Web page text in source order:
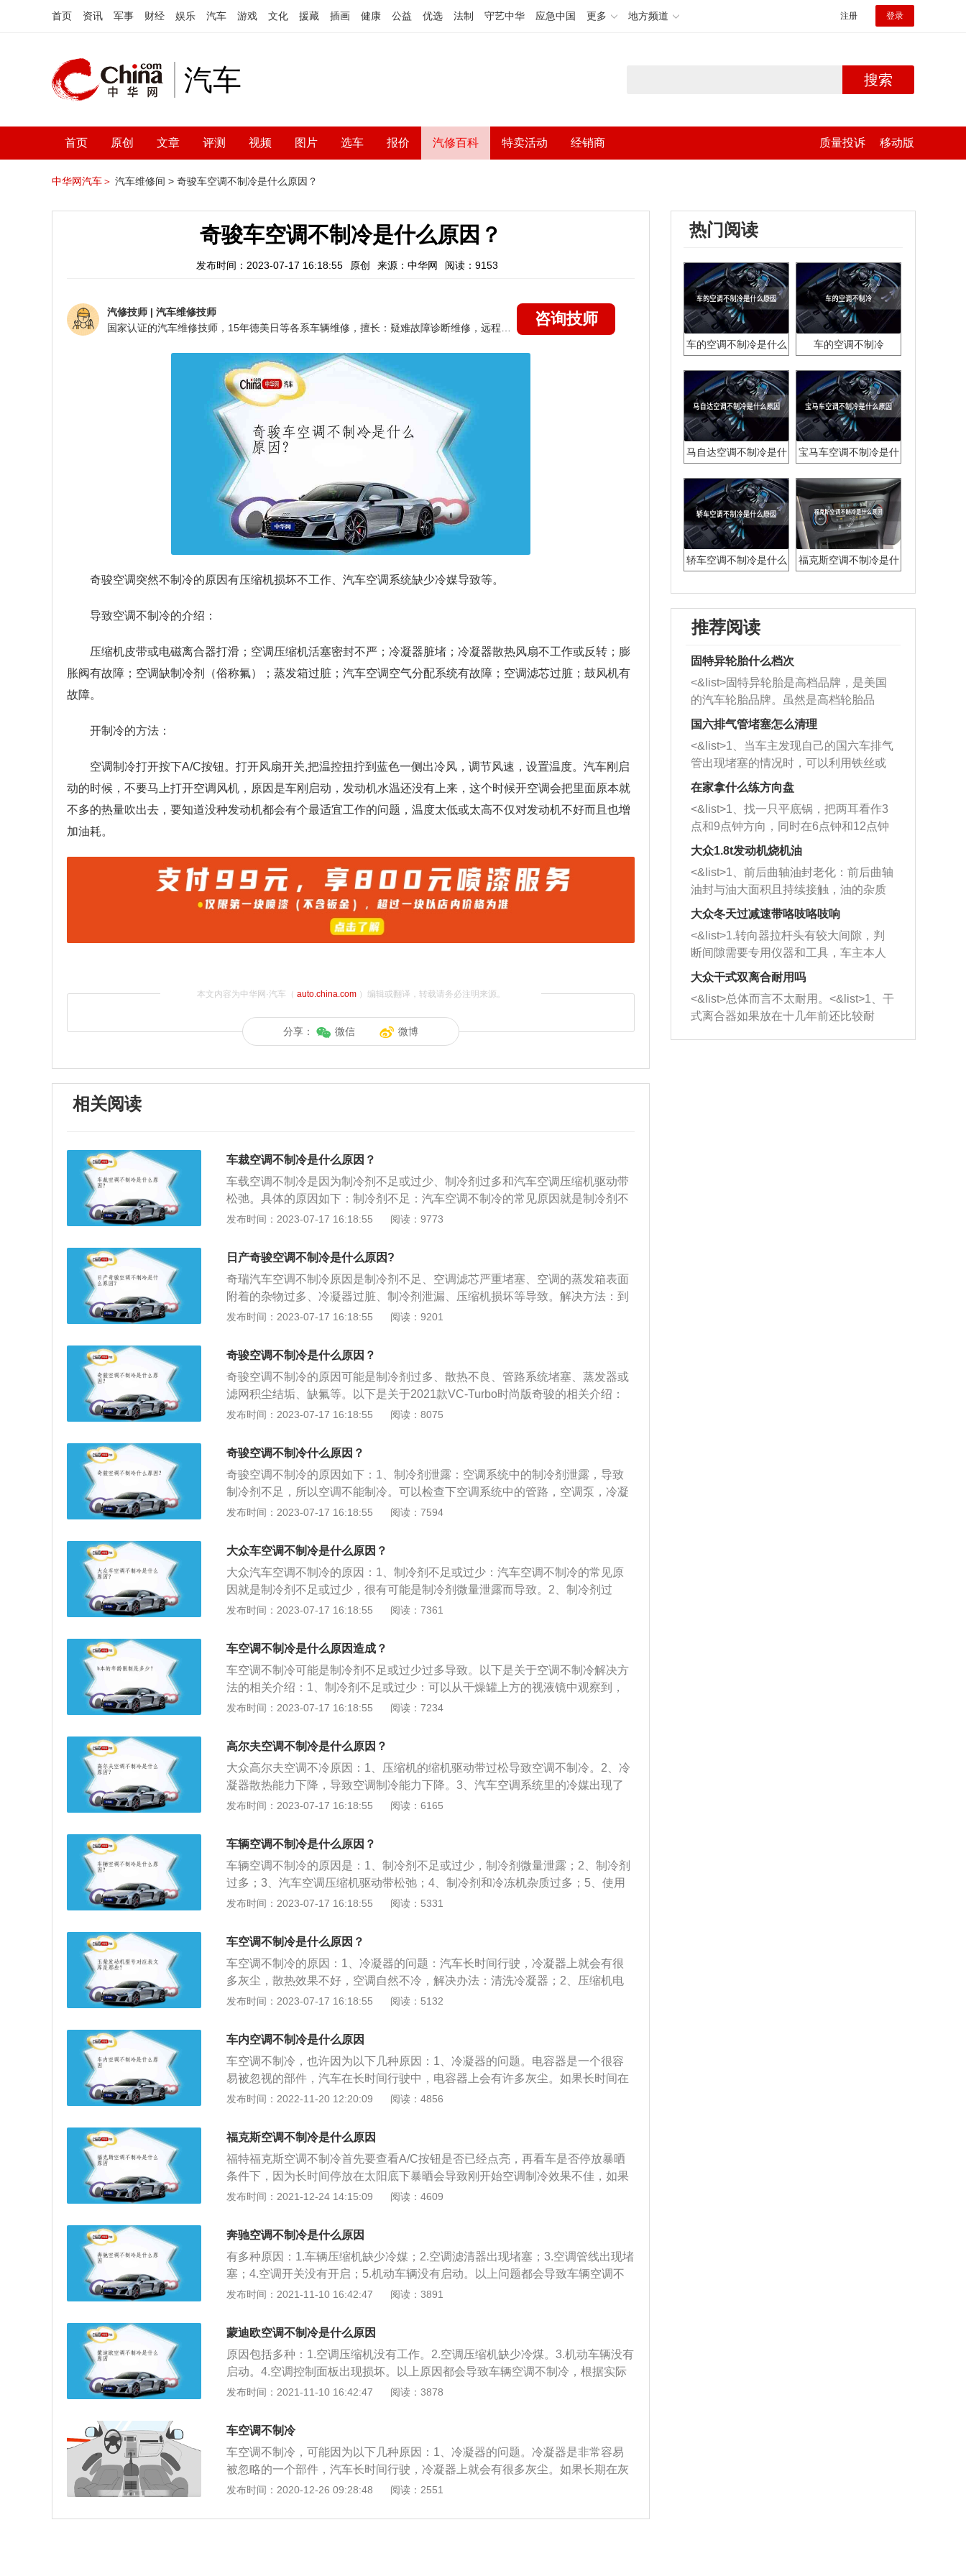
首页 资讯 军事 财经 娱乐 汽车 游戏 文化 援藏 插画 健康 公益 优选 法制 守艺中华 应急中国 更多 地方频道 注册 登录
汽车 搜索
首页 原创 文章 评测 视频 图片 选车 报价 汽修百科 特卖活动 经销商 质量投诉 移动版
中华网汽车＞ 汽车维修间 > 奇骏车空调不制冷是什么原因？
奇骏车空调不制冷是什么原因？
发布时间：2023-07-17 16:18:55 原创 来源：中华网 阅读：9153
汽修技师 | 汽车维修技师
咨询技师
奇骏空调突然不制冷的原因有压缩机损坏不工作、汽车空调系统缺少冷媒导致等。
导致空调不制冷的介绍：
压缩机皮带或电磁离合器打滑；空调压缩机活塞密封不严；冷凝器脏堵；冷凝器散热风扇不工作或反转；膨
胀阀有故障；空调缺制冷剂（俗称氟）；蒸发箱过脏；汽车空调空气分配系统有故障；空调滤芯过脏；鼓风机有
故障。
开制冷的方法：
空调制冷打开按下A/C按钮。打开风扇开关,把温控扭拧到蓝色一侧出冷风，调节风速，设置温度。汽车刚启
动的时候，不要马上打开空调风机，原因是车刚启动，发动机水温还没有上来，这个时候开空调会把里面原本就
不多的热量吹出去，要知道没种发动机都会有个最适宜工作的问题，温度太低或太高不仅对发动机不好而且也增
加油耗。
本文内容为中华网·汽车（ auto.china.com）编辑或翻译，转载请务必注明来源。
分享： 微信 微博
相关阅读
车裁空调不制冷是什么原因？
车载空调不制冷是因为制冷剂不足或过少、制冷剂过多和汽车空调压缩机驱动带
松弛。具体的原因如下：制冷剂不足：汽车空调不制冷的常见原因就是制冷剂不
足或过少，是制冷剂微量泄漏导致。制冷剂过多：制冷剂过多也会造成空调不制
会影响其散热量，同理，若在维修时过多地加入冷却机油，也会制冷系统的散热
量下降。汽车空调压缩机驱动带松弛：汽车制冷靠制冷剂，制冷剂传输靠空调压
缩机，而驱动带是驱动空调压缩机的重要运动部件。如果驱动带松驰，压缩机工
作时会打滑，引起传动效率下降，使压缩机转速下降，压缩制冷剂的输送下降，
从而导致汽车空调不制冷。
发布时间：2023-07-17 16:18:55 阅读：9773
日产奇骏空调不制冷是什么原因?
奇瑞汽车空调不制冷原因是制冷剂不足、空调滤芯严重堵塞、空调的蒸发箱表面
附着的杂物过多、冷凝器过脏、制冷剂泄漏、压缩机损坏等导致。解决方法：到
维修厂检查下空调的高压和低压管路压力是否正常，制冷剂是否充足，空调滤芯
夏季首次使用空调时应先检查一下空调系统，如通过储液罐检查制冷液及空调滤
芯是否过脏、散热器是否有异物等。停车后，先不要关空调：车主到达目的地
后，一般都是关上空调车门后就直接离开。与秋冬季节不同，炎热的夏季里，车
内外的巨大温差会导致空调系统发霉，进而滋生霉菌。因此车主应在到达目的地
之前几分钟关掉冷气，开启自然风，使空调管道内的温度回升，消除与外界的温
发布时间：2023-07-17 16:18:55 阅读：9201
奇骏空调不制冷是什么原因？
奇骏空调不制冷的原因可能是制冷剂过多、散热不良、管路系统堵塞、蒸发器或
滤网积尘结垢、缺氟等。以下是关于2021款VC-Turbo时尚版奇骏的相关介绍：
1、动力系统：搭载1.5L涡轮增压3缸KR15发动机，配备8挡无级变速箱。2、车
盘方面：驱动方式是前置前驱，前悬架是麦弗逊式独立悬架，后悬架是多连杆式
发布时间：2023-07-17 16:18:55 阅读：8075
奇骏空调不制冷什么原因？
奇骏空调不制冷的原因如下：1、制冷剂泄露：空调系统中的制冷剂泄露，导致
制冷剂不足，所以空调不能制冷。可以检查下空调系统中的管路，空调泵，冷凝
器，蒸发箱等一些部件是否有损导致制冷剂的泄漏。还有一个检查方法可以在添
调系统，如有有泄漏点会发亮，就说明这个部件损坏。2、空调泵内部损坏：导
致无法启动制冷的效果，一般空调泵损坏会出现异响。所以检查下空调泵，如果
损坏就需要更换。3、空调系统中的冷凝器散热片过脏：导致空调系统的压力和
温度过高，为了保护空调系统，所以空调泵停止工作，空调不制冷。可以使用高
压水枪清洗下冷凝器的散热片。
发布时间：2023-07-17 16:18:55 阅读：7594
大众车空调不制冷是什么原因？
大众汽车空调不制冷的原因：1、制冷剂不足或过少：汽车空调不制冷的常见原
因就是制冷剂不足或过少，很有可能是制冷剂微量泄露而导致。2、制冷剂过
多：制冷剂过多也会造成空调不制冷，因为空调系统中制冷剂所占容积的比例有
冷却机油，也会制冷系统的散热量下降。3、汽车空调压缩机驱动带松弛：汽车
制冷靠制冷剂，制冷剂传输靠空调压缩机，而驱动带是驱动空调压缩机的重要运
动部件。如果驱动带松驰，压缩机工作时会打滑，引起传动效率下降，使压缩机
转速下降，压缩制冷剂的输送下降，从而导致汽车空调不制冷。4、不合格的制
冷剂和冷冻机油：制冷剂和冷冻机的杂质过多，也会导致汽车空调的过滤网出现
导致制冷量不足。5、制冷系统有水分渗入：如果汽车空调制冷系统中有水分渗
入造成制冷不足或者不制冷。
发布时间：2023-07-17 16:18:55 阅读：7361
车空调不制冷是什么原因造成？
车空调不制冷可能是制冷剂不足或过少过多导致。以下是关于空调不制冷解决方
法的相关介绍：1、制冷剂不足或过少：可以从干燥罐上方的视液镜中观察到，
空调正常运转时，若视液镜中有连续不断地缓慢的气泡产生，表面制冷剂不足。
少，解决方案就是添加制冷剂，不过要注意，如果从低压侧添加，禁止制冷剂瓶
倒；如果从高压侧加入禁止发动机启动。2、制冷剂过多：因为空调系统中制冷
剂所占容积的比例有一定要求。如果所占比例太多，反而会影响其散热量，同
理，若在维修时过多地加入冷却机油，也会制冷系统的散热量下降。
发布时间：2023-07-17 16:18:55 阅读：7234
高尔夫空调不制冷是什么原因？
大众高尔夫空调不冷原因：1、压缩机的缩机驱动带过松导致空调不制冷。2、冷
凝器散热能力下降，导致空调制冷能力下降。3、汽车空调系统里的冷媒出现了
问题：汽车空调的的系统是由多个金属管路组成，这些管路之间存在细小间隙，
到一定程度后，汽车空调制冷能力便会降低。4、汽车空调的制冷剂与冷冻机油
内脏东西过多：这些会使过滤器的滤网出现堵塞，导致制冷的效果、阻力加大，
它的流向膨胀阀的制冷剂也会减少，导致汽车空调不制冷。5、汽车空调系统有
空气进入：造成制冷管压力过高、制冷剂循环不良同样也会引起制冷不足。
发布时间：2023-07-17 16:18:55 阅读：6165
车辆空调不制冷是什么原因？
车辆空调不制冷的原因是：1、制冷剂不足或过少，制冷剂微量泄露；2、制冷剂
过多；3、汽车空调压缩机驱动带松弛；4、制冷剂和冷冻机杂质过多；5、使用
不合格的制冷剂和冷冻机油；6、制冷系统有水分渗入。车辆空调不制冷的解决
3、检测是否有雪种；4、清洗和更换空调滤清器。车辆空调的作用是：把汽车车
厢内的温度、湿度、空气清洁度及空气流动调整和控制在较佳状态，为乘员提供
舒适的乘坐环境，减少旅途疲劳。
发布时间：2023-07-17 16:18:55 阅读：5331
车空调不制冷是什么原因？
车空调不制冷的原因：1、冷凝器的问题：汽车长时间行驶，冷凝器上就会有很
多灰尘，散热效果不好，空调自然不冷，解决办法：清洗冷凝器；2、压缩机电
容损坏或工作不良：AC按钮就是控制压缩机的开关，如果压缩机不工作，空调自
都工作，压缩机也工作，就是因为制冷剂泄漏；解决办法：添加空调制冷剂；
4、汽车空调皮带过松，解决办法：调整皮带松紧。
发布时间：2023-07-17 16:18:55 阅读：5132
车内空调不制冷是什么原因
车空调不制冷，也许因为以下几种原因：1、冷凝器的问题。电容器是一个很容
易被忽视的部件，汽车在长时间行驶中，电容器上会有许多灰尘。如果长时间在
灰尘较多的道路上行驶，冷凝器上的灰尘变多。冷凝器灰尘增多，散热效果大幅
机不工作了。​假定空调系统中的制冷剂不够，从膨胀阀喷到蒸发器的制冷剂必定
也会减少，那么蒸发器中的制冷剂就会蒸发。热的吸收会随之减少，而制冷量也
会相应减少。如果制冷剂不够，应添加制冷剂，但添加制冷剂时应注意低压侧添
加，禁止制冷剂瓶倒下，禁止从高压侧添加发动机启动。当滤网出现堵塞时，此
时，就要选择合格的制冷剂进行维修，合格的制冷剂对汽车空调起着非常重要的
太紧，请稍微松一点。当然，如果紧固无效或传动带因裂纹和老化而损坏，应更
换新的传动带。
发布时间：2022-11-20 12:20:09 阅读：4856
福克斯空调不制冷是什么原因
福特福克斯空调不制冷首先要查看A/C按钮是否已经点亮，再看车是否停放暴晒
条件下，因为长时间停放在太阳底下暴晒会导致刚开始空调制冷效果不佳，如果
仍然不制冷则可能是压缩机或者是雪种不够的原因。汽车空调温度是否合适会直
感冒。汽车空调的压缩机是由发动机直接驱动的，所以开启空调发动机功率会下
降，而且油耗也会增加。一般汽车在高速上行驶出现动力不足的情况，可以选择
关闭汽车空调，提高发动机的功率行驶。一般汽车空调耗油量是0.2L每百公里，
假如能尽量少开空调，不但更加环保，还能更加节约能源。汽车空调的使用还要
注意，不要在汽车冷启动的时候开启，这样比较容易加剧发动机的磨损。
发布时间：2021-12-24 14:15:09 阅读：4609
奔驰空调不制冷是什么原因
有多种原因：1.车辆压缩机缺少冷媒；2.空调滤清器出现堵塞；3.空调管线出现堵
塞；4.空调开关没有开启；5.机动车辆没有启动。以上问题都会导致车辆空调不
制冷，空调不制冷会影响机动车辆使用，严重情况损坏压缩机。机动车辆的空调
调滤芯是需要进行清洗或者是更换，如果没有定期更换空调滤芯，可能会导致车
辆的空调出现不制冷的情况，会影响到车辆的空调正常使用。
发布时间：2021-11-10 16:42:47 阅读：3891
蒙迪欧空调不制冷是什么原因
原因包括多种：1.空调压缩机没有工作。2.空调压缩机缺少冷煤。3.机动车辆没有
启动。4.空调控制面板出现损坏。以上原因都会导致车辆空调不制冷，根据实际
情况来进行判断检查，从简单到困难。长安蒙迪欧1品牌旗下的#@&1790车型是
轮增压发动机，匹配的是自动变速箱，车辆的车身长度是4873毫米，宽度是1852
毫米，高度是1470毫米，轴距是2850毫米，车辆的车身结构是一款4门5座的车
型。
发布时间：2021-11-10 16:42:47 阅读：3878
车空调不制冷
车空调不制冷，可能因为以下几种原因：1、冷凝器的问题。冷凝器是非常容易
被忽略的一个部件，汽车长时间行驶，冷凝器上就会有很多灰尘。如果长期在灰
尘比较多的道路上行驶，冷凝器上面的灰尘会更多。冷凝器的灰尘多了，散热效
压缩机不工作了。例如压缩机电容损坏或工作不良。我们都知道，开空调要按A/
发布时间：2020-12-26 09:28:48 阅读：2551
热门阅读
车的空调不制冷是什么
车的空调不制冷
马自达空调不制冷是什
宝马车空调不制冷是什
轿车空调不制冷是什么
福克斯空调不制冷是什
推荐阅读
固特异轮胎什么档次
<&list>固特异轮胎是高档品牌，是美国
的汽车轮胎品牌。虽然是高档轮胎品
牌，但是中高低端的轮胎都有生产，这
也是为了更好的开拓市场。
国六排气管堵塞怎么清理
<&list>1、当车主发现自己的国六车排气
管出现堵塞的情况时，可以利用铁丝或
者是细棍，直接将杂物给取出来，如果
堵塞情况比较严重，也可以采取应急措
施。 <&list>2、直接利用木棍将所有的
杂物推到排气管里面的位置处，然后将
三元催化器拆解开，就可以将堵塞的东
西取出来。但如果是因为积碳过多引起
的堵塞，就需要将三元催化器泡在草酸
洗剂对堵塞的情况得到解决，将清洗剂
放在燃油箱中，与燃油混合后，车辆启
动时，就可以和汽油一起进入到燃烧
室，最后形成废气排出，就可以让三元
催化器得到清洗，排气管堵塞的情况就
能够得到解决。
在家拿什么练方向盘
<&list>1、找一只平底锅，把两耳看作3
点和9点钟方向，同时在6点钟和12点钟
方向做一个标记。 <&list>2、双手握住
一圈半的练习，往右同样也要打相同的
圈数。 <&list>3、最后强调要反复练
习，这样就可以形成肌肉记忆，在真实
驾驶车辆时，不需要记忆也能打好方
向。
大众1.8t发动机烧机油
<&list>1、前后曲轴油封老化：前后曲轴
油封与油大面积且持续接触，油的杂质
和发动机内持续温度变化使其密封效果
逐渐减弱，导致渗油或漏油。<&list>2、
活塞间隙过大：积碳会使活塞环与缸体
的间隙扩大，导致机油流入燃烧室中，
造成烧机油。<&list>3、机油粘度。使用
机油粘度过小的话，同样会有烧机油现
象，机油粘度过小具有很好的流动性，
大众冬天过减速带咯吱咯吱响
<&list>1.转向器拉杆头有较大间隙，判
断间隙需要专用仪器和工具，车主本人
无法制作，需要将车辆送到修理厂或4s
店；<&list>2.车辆半轴套管防尘罩破
裂，破裂后会出现漏油现象，使半轴磨
损严重，磨损的半轴容易损坏，产生异
响；<&list>3.稳定器的转向胶套和球头
大众干式双离合耐用吗
<&list>总体而言不太耐用。<&list>1、干
式离合器如果放在十几年前还比较耐